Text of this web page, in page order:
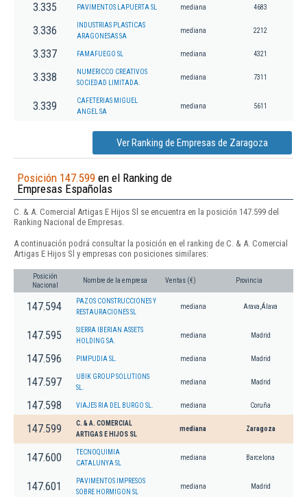
3.335 PAVIMENTOS LAPUERTA SL mediana 4683
3.336
INDUSTRIAS PLASTICAS
ARAGONESAS SA
mediana 2212
3.337 FAMAFUEGO SL mediana 4321
3.338
NUMERICCO CREATIVOS
SOCIEDAD LIMITADA.
mediana 7311
3.339
CAFETERIAS MIGUEL
ANGEL SA
mediana 5611
Ver Ranking de Empresas de Zaragoza
Posición 147.599 en el Ranking de
Empresas Españolas
C. & A. Comercial Artigas E Hijos Sl se encuentra en la posición 147.599 del
Ranking Nacional de Empresas.
A continuación podrá consultar la posición en el ranking de C. & A. Comercial
Artigas E Hijos Sl y empresas con posiciones similares:
Posición
Nacional
Nombre de la empresa Ventas (€) Provincia
147.594
PAZOS CONSTRUCCIONES Y
RESTAURACIONES SL
mediana Arava,Álava
147.595
SIERRA IBERIAN ASSETS
HOLDING SA.
mediana Madrid
147.596 PIMPUDIA SL. mediana Madrid
147.597
UBIK GROUP SOLUTIONS
SL.
mediana Madrid
147.598 VIAJES RIA DEL BURGO SL. mediana Coruña
147.599
C. & A. COMERCIAL
ARTIGAS E HIJOS SL
mediana Zaragoza
147.600
TECNOQUIMIA
CATALUNYA SL
mediana Barcelona
147.601
PAVIMENTOS IMPRESOS
SOBRE HORMIGON SL
mediana Madrid